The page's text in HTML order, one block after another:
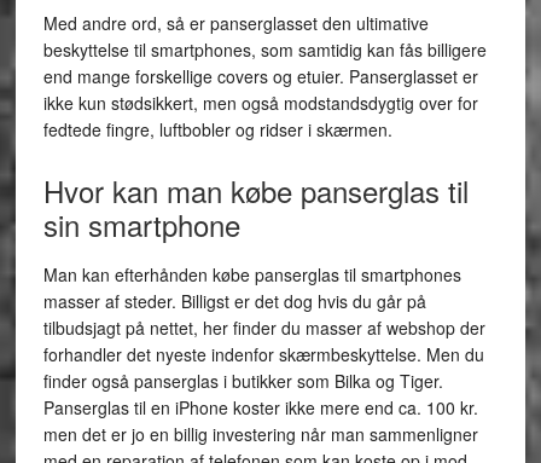
Med andre ord, så er panserglasset den ultimative
beskyttelse til smartphones, som samtidig kan fås billigere
end mange forskellige covers og etuier. Panserglasset er
ikke kun stødsikkert, men også modstandsdygtig over for
fedtede fingre, luftbobler og ridser i skærmen.
Hvor kan man købe panserglas til
sin smartphone
Man kan efterhånden købe panserglas til smartphones
masser af steder. Billigst er det dog hvis du går på
tilbudsjagt på nettet, her finder du masser af webshop der
forhandler det nyeste indenfor skærmbeskyttelse. Men du
finder også panserglas i butikker som Bilka og Tiger.
Panserglas til en iPhone koster ikke mere end ca. 100 kr.
men det er jo en billig investering når man sammenligner